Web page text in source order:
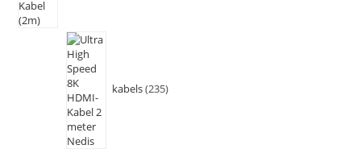
kabels 235